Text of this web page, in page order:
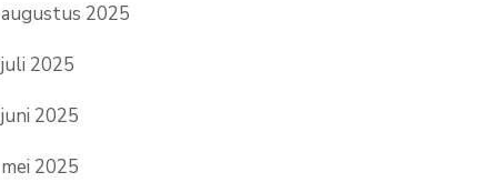
augustus 2025
juli 2025
juni 2025
mei 2025